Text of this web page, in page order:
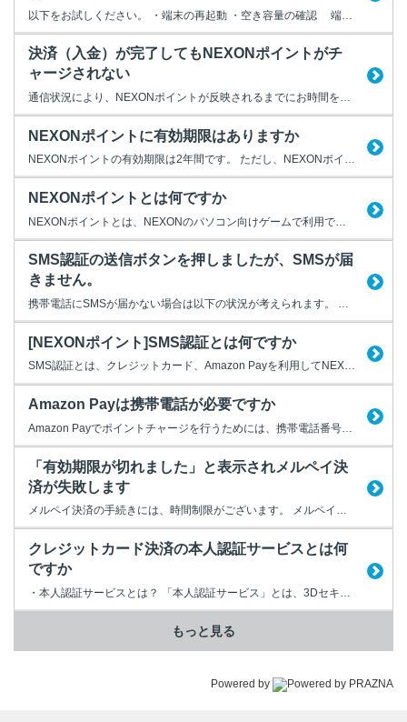
決済（入金）が完了してもNEXONポイントがチ
ャージされない
通信状況により、NEXONポイントが反映されるまでにお時間をいただく場合があります。 お支払いから30分以上が経過してもNEXONポイントがチャージされない場合は、 サポート窓口よりログインのうえ、お問い合わせください。 また、以下の動作をされていないかご確認ください。 1.お支払い完了前にブラウザを閉じる 決済が正しく完了せず、NEXONポイントがチャージされない場合...
NEXONポイントに有効期限はありますか
NEXONポイントの有効期限は2年間です。 ただし、NEXONポイントの入手から2年以上経過をする前に一度でもポイントの使用、入手をしていれば、有効期限はリセットされます。 リセットされた場合は、その日から再び2年間の有効期限となります。 ポイントを残したまま退会をされた場合は、2年経過でポイントが消失します。 ※他社のIDにて弊社のゲームをご利用の場合は対象外となります
NEXONポイントとは何ですか
SMS認証の送信ボタンを押しましたが、SMSが届
きません。
携帯電話にSMSが届かない場合は以下の状況が考えられます。 ・ご登録の携帯電話番号に誤りがある マイページより、ご登録いただいているサポート情報の電話番号に誤りがないか確認してください。 ・お使いの携帯電話でSMSの着信拒否などの設定が行われている 携帯電話や通信キャリアなどの設定によってSMSを受信できない場合があります。 ご利用の携帯電話のメーカーや通信キャリアへお問い...
[NEXONポイント]SMS認証とは何ですか
SMS認証とは、クレジットカード、Amazon Payを利用してNEXONポイントチャージを行う前に、 携帯電話のSMS（ショートメッセージサービス）によるセキュリティ認証を行うシステムです。 サポート情報に登録されている携帯電話番号にSMSによる認証コード送信を行い、 サイト上の入力フォームに入力することで、決済手続きを進めることが可能となります。 認証の有効期間は...
Amazon Payは携帯電話が必要ですか
「有効期限が切れました」と表示されメルペイ決
済が失敗します
メルペイ決済の手続きには、時間制限がございます。 メルペイの決済画面に進みましたら、20分以内に手続きを完了させてください。
クレジットカード決済の本人認証サービスとは何
ですか
もっと見る
Powered by